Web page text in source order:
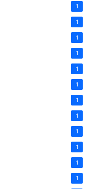
1
1
1
1
1
1
1
1
1
1
1
1